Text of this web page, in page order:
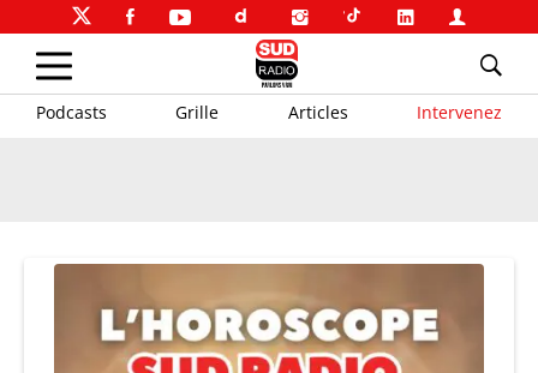
Podcasts Grille Articles Intervenez